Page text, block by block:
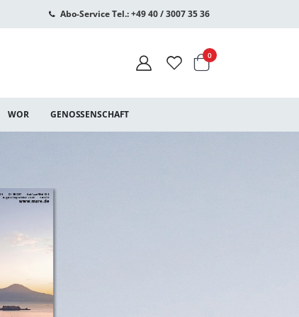
Abo-Service Tel.: +49 40 / 3007 35 36
Warenkorb
0Artikel
WOR GENOSSENSCHAFT